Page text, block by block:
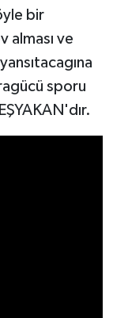
bir
alması ve
sporu